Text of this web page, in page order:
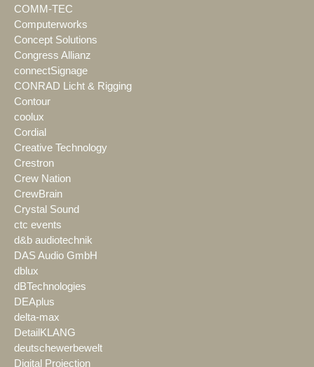
COMM-TEC
Computerworks
Concept Solutions
Congress Allianz
connectSignage
CONRAD Licht & Rigging
Contour
coolux
Cordial
Creative Technology
Crestron
Crew Nation
CrewBrain
Crystal Sound
ctc events
d&b audiotechnik
DAS Audio GmbH
dblux
dBTechnologies
DEAplus
delta-max
DetailKLANG
deutschewerbewelt
Digital Projection